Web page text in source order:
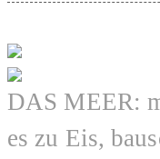
DAS MEER:
es zu Eis,